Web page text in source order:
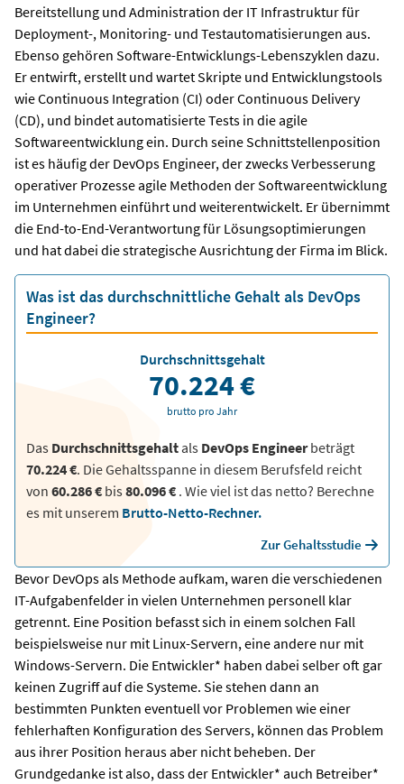
Bereitstellung und Administration der IT Infrastruktur für
Deployment-, Monitoring- und Testautomatisierungen aus.
Ebenso gehören Software-Entwicklungs-Lebenszyklen dazu.
Er entwirft, erstellt und wartet Skripte und Entwicklungstools
wie Continuous Integration (CI) oder Continuous Delivery
(CD), und bindet automatisierte Tests in die agile
Softwareentwicklung ein. Durch seine Schnittstellenposition
ist es häufig der DevOps Engineer, der zwecks Verbesserung
operativer Prozesse agile Methoden der Softwareentwicklung
im Unternehmen einführt und weiterentwickelt. Er übernimmt
die End-to-End-Verantwortung für Lösungsoptimierungen
und hat dabei die strategische Ausrichtung der Firma im Blick.
Was ist das durchschnittliche Gehalt als DevOps
Engineer?
Das Durchschnittsgehaltals DevOps Engineerbeträgt
70.224 €. Die Gehaltsspanne in diesem Berufsfeld reicht
von 60.286 € bis80.096 € . Wie viel ist das netto? Berechne
es mit unserem Brutto-Netto-Rechner.
Zur Gehaltsstudie
Durchschnittsgehalt
70.224 €
brutto pro Jahr
Bevor DevOps als Methode aufkam, waren die verschiedenen
IT-Aufgabenfelder in vielen Unternehmen personell klar
getrennt. Eine Position befasst sich in einem solchen Fall
beispielsweise nur mit Linux-Servern, eine andere nur mit
Windows-Servern. Die Entwickler* haben dabei selber oft gar
keinen Zugriff auf die Systeme. Sie stehen dann an
bestimmten Punkten eventuell vor Problemen wie einer
fehlerhaften Konfiguration des Servers, können das Problem
aus ihrer Position heraus aber nicht beheben. Der
Grundgedanke ist also, dass der Entwickler* auch Betreiber*